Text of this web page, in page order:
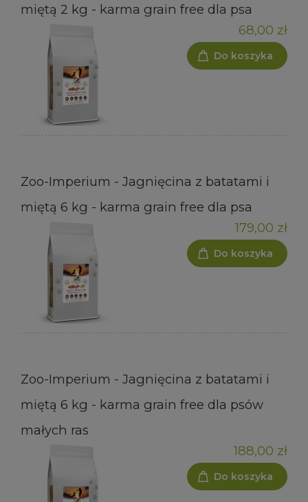
miętą 2 kg - karma grain free dla psa
68,00 zł
Do koszyka
Zoo-Imperium - Jagnięcina z batatami i
miętą 6 kg - karma grain free dla psa
179,00 zł
Do koszyka
Zoo-Imperium - Jagnięcina z batatami i
miętą 6 kg - karma grain free dla psów
małych ras
188,00 zł
Do koszyka